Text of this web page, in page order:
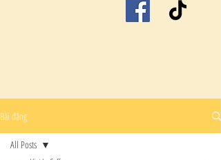
Bài đăng
All Posts